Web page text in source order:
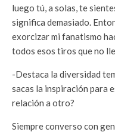
luego tú, a solas, te
significa demasiado.
exorcizar mi fanatismo
todos esos tiros que no
-Destaca la diversidad
sacas la inspiración para
relación a otro?
Siempre converso con